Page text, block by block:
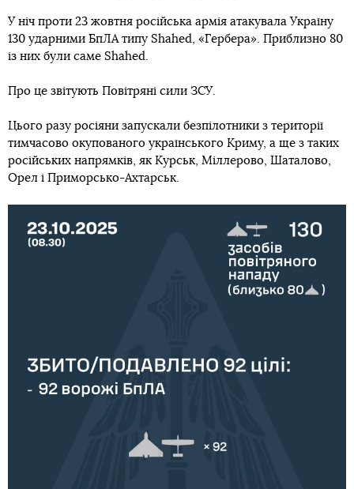
У ніч проти 23 жовтня російська армія атакувала Україну
130 ударними БпЛА типу Shahed, «Гербера». Приблизно 80
із них були саме Shahed.
Про це звітують Повітряні сили ЗСУ.
Цього разу росіяни запускали безпілотники з території
тимчасово окупованого українського Криму, а ще з таких
російських напрямків, як Курськ, Міллерово, Шаталово,
Орел і Приморсько-Ахтарськ.